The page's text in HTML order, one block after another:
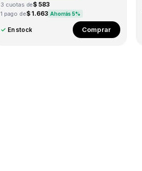
3 cuotas de$ 583
1 pago de$ 1.663 Ahorrás 5%
✓ En stock Comprar